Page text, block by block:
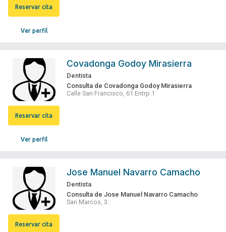
Ver perfil
Reservar cita
Ver perfil
Reservar cita
Covadonga Godoy Mirasierra
Dentista
Consulta de Covadonga Godoy Mirasierra
Calle San Francisco, 61 Entrp.1
Reservar cita
Jose Manuel Navarro Camacho
Dentista
Consulta de Jose Manuel Navarro Camacho
San Marcos, 3.